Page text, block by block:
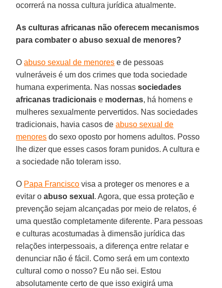
ocorrerá na nossa cultura jurídica atualmente.
As culturas africanas não oferecem mecanismos
para combater o abuso sexual de menores?
Oabuso sexual de menores e de pessoas
vulneráveis é um dos crimes que toda sociedade
humana experimenta. Nas nossassociedades
africanas tradicionais e modernas, há homens e
mulheres sexualmente pervertidos. Nas sociedades
tradicionais, havia casos deabuso sexual de
menores do sexo oposto por homens adultos. Posso
lhe dizer que esses casos foram punidos. A cultura e
a sociedade não toleram isso.
O Papa Francisco visa a proteger os menores e a
evitar oabuso sexual . Agora, que essa proteção e
prevenção sejam alcançadas por meio de relatos, é
uma questão completamente diferente. Para pessoas
e culturas acostumadas à dimensão jurídica das
relações interpessoais, a diferença entre relatar e
denunciar não é fácil. Como será em um contexto
cultural como o nosso? Eu não sei. Estou
absolutamente certo de que isso exigirá uma